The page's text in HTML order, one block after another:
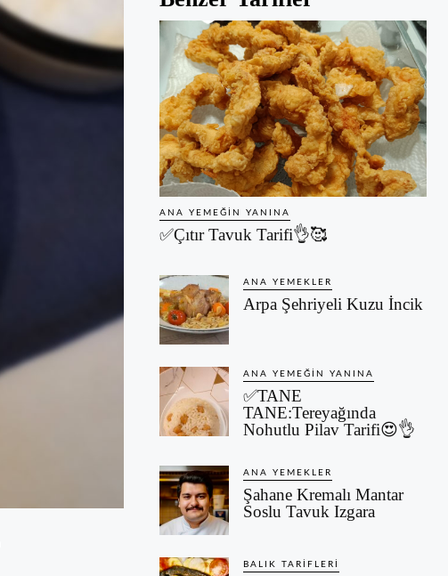
ANA YEMEĞIN YANINA
✅Çıtır Tavuk Tarifi👌🥰
ANA YEMEKLER
Arpa Şehriyeli Kuzu İncik
ANA YEMEĞIN YANINA
✅TANE
TANE:Tereyağında
Nohutlu Pilav Tarifi😍👌
ANA YEMEKLER
Şahane Kremalı Mantar
Soslu Tavuk Izgara
BALIK TARIFLERI